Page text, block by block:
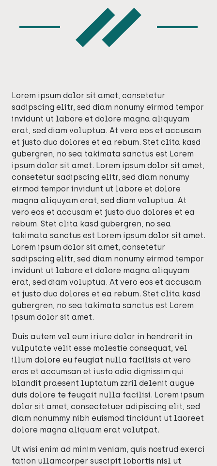
Lorem ipsum dolor sit amet, consetetur
sadipscing elitr, sed diam nonumy eirmod tempor
invidunt ut labore et dolore magna aliquyam
erat, sed diam voluptua. At vero eos et accusam
et justo duo dolores et ea rebum. Stet clita kasd
gubergren, no sea takimata sanctus est Lorem
ipsum dolor sit amet. Lorem ipsum dolor sit amet,
consetetur sadipscing elitr, sed diam nonumy
eirmod tempor invidunt ut labore et dolore
magna aliquyam erat, sed diam voluptua. At
vero eos et accusam et justo duo dolores et ea
rebum. Stet clita kasd gubergren, no sea
takimata sanctus est Lorem ipsum dolor sit amet.
Lorem ipsum dolor sit amet, consetetur
sadipscing elitr, sed diam nonumy eirmod tempor
invidunt ut labore et dolore magna aliquyam
erat, sed diam voluptua. At vero eos et accusam
et justo duo dolores et ea rebum. Stet clita kasd
gubergren, no sea takimata sanctus est Lorem
ipsum dolor sit amet.
Duis autem vel eum iriure dolor in hendrerit in
vulputate velit esse molestie consequat, vel
illum dolore eu feugiat nulla facilisis at vero
eros et accumsan et iusto odio dignissim qui
blandit praesent luptatum zzril delenit augue
duis dolore te feugait nulla facilisi. Lorem ipsum
dolor sit amet, consectetuer adipiscing elit, sed
diam nonummy nibh euismod tincidunt ut laoreet
dolore magna aliquam erat volutpat.
Ut wisi enim ad minim veniam, quis nostrud exerci
tation ullamcorper suscipit lobortis nisl ut